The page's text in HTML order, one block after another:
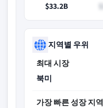
$33.2B
지역별 우위
최대 시장
북미
가장 빠른 성장 지역